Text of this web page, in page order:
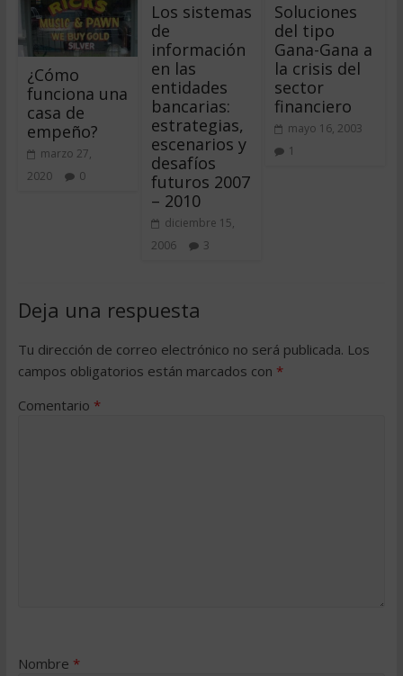
¿Cómo
funciona una
casa de
empeño?
marzo 27,
2020
0
Los sistemas
de
información
en las
entidades
bancarias:
estrategias,
escenarios y
desafíos
futuros 2007
– 2010
diciembre 15,
2006
3
Soluciones
del tipo
Gana-Gana a
la crisis del
sector
financiero
mayo 16, 2003
1
Deja una respuesta
Tu dirección de correo electrónico no será publicada. Los
campos obligatorios están marcados con *
Comentario *
Nombre *